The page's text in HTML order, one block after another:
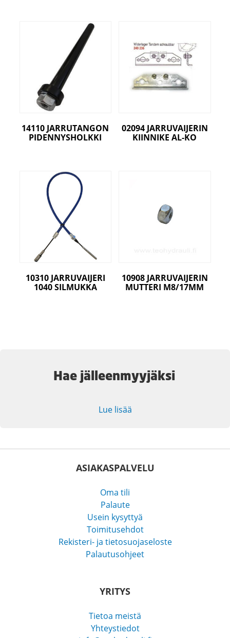
14110 JARRUTANGON
PIDENNYSHOLKKI
02094 JARRUVAIJERIN
KIINNIKE AL-KO
10310 JARRUVAIJERI
1040 SILMUKKA
10908 JARRUVAIJERIN
MUTTERI M8/17MM
Hae jälleenmyyjäksi
Lue lisää
ASIAKASPALVELU
Oma tili
Palaute
Usein kysyttyä
Toimitusehdot
Rekisteri- ja tietosuojaseloste
Palautusohjeet
YRITYS
Tietoa meistä
Yhteystiedot